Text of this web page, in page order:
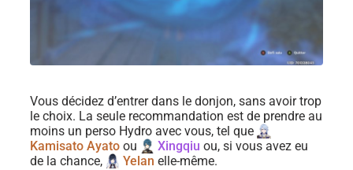
Vous décidez d’entrer dans le donjon, sans avoir trop
le choix. La seule recommandation est de prendre au
moins un perso Hydro avec vous, tel que
Kamisato Ayato ou Xingqiu ou, si vous avez eu
de la chance,
Yelan elle-même.